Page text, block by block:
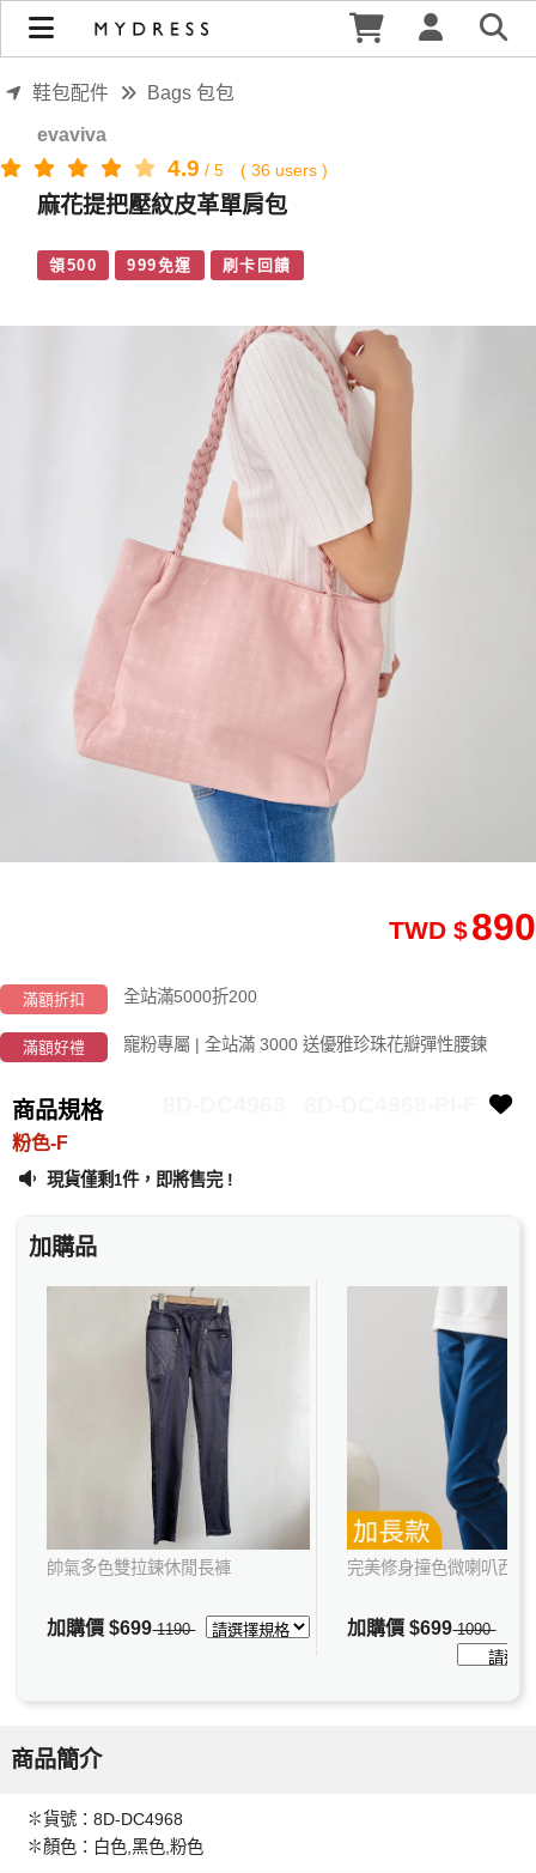
麻花提把壓紋皮革單肩包 | MYDRESS 時裳韓風
鞋包配件 Bags 包包
evaviva
4.9 / 5 ( 36 users )
麻花提把壓紋皮革單肩包
領500 999免運 刷卡回饋
890
TWD $
滿額折扣 全站滿5000折200
滿額好禮 寵粉專屬 | 全站滿 3000 送優雅珍珠花瓣彈性腰鍊
商品規格
粉色-F
現貨僅剩1件，即將售完 !
加購品
帥氣多色雙拉鍊休閒長褲
加購價$6991190
完美修身撞色微喇叭西裝
加購價$6991090
商品簡介
✽貨號：8D-DC4968
✽顏色：白色,黑色,粉色